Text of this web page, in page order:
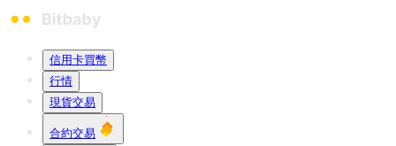
信用卡買幣
行情
現貨交易
合約交易